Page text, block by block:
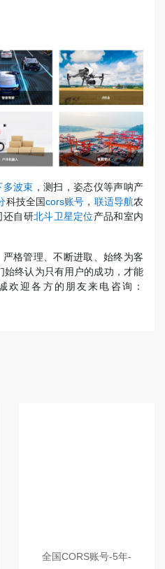
多波束 ，测扫，姿态仪等声呐产
科技全国cors账号 ， 联适导航农
还自研北斗卫星定位产品和室内
格管理、不断进取、始终为客
始终认为只有用户的成功，才能
欢迎各方的朋友来电咨询：
全国CORS账号-5年-